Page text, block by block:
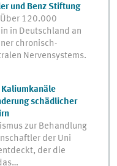
und Benz Stiftung
120.000
in Deutschland an
chronisch-
Nervensystems.
schädlicher
zur Behandlung
der Uni
der die